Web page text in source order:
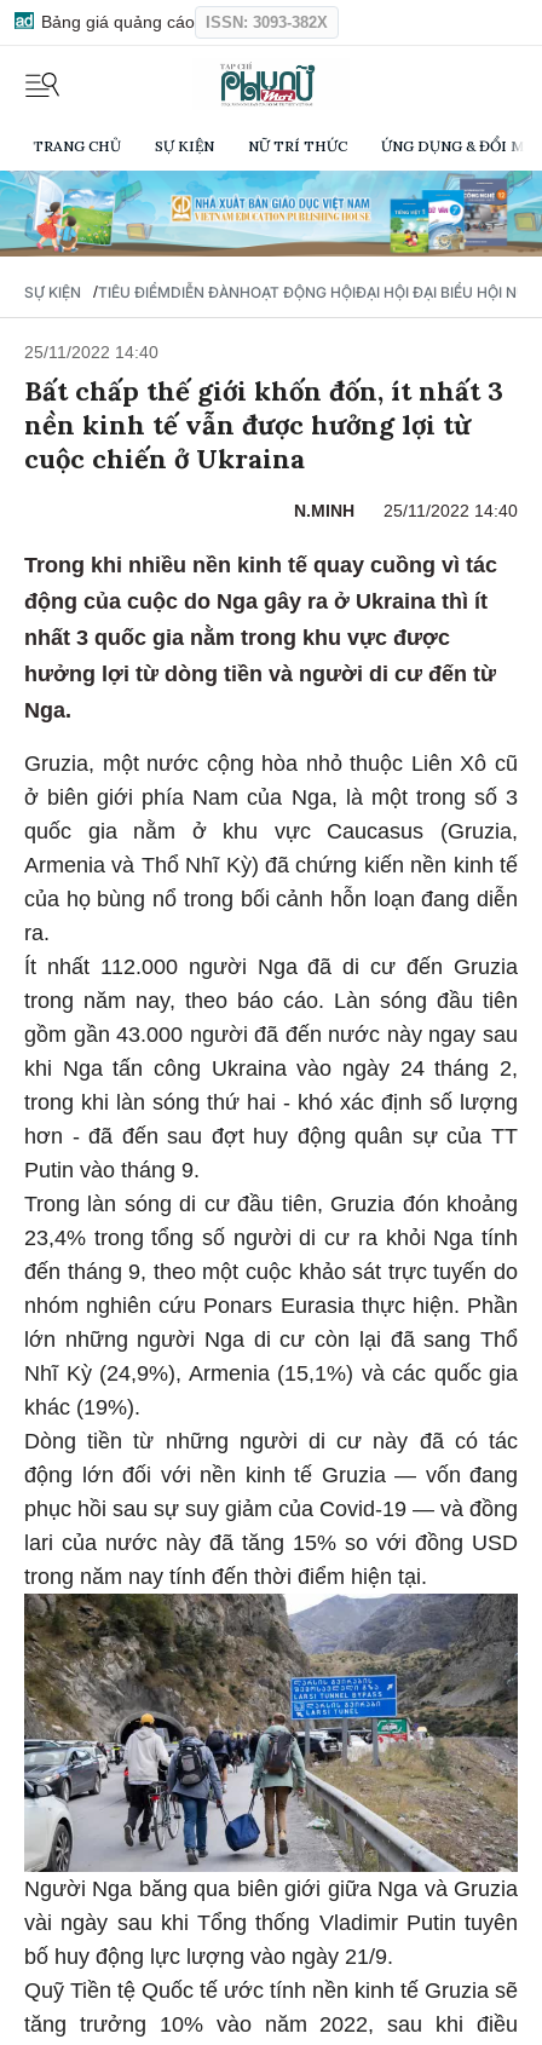
Bảng giá quảng cáo ISSN: 3093-382X
TRANG CHỦ SỰ KIỆN NỮ TRÍ THỨC ỨNG DỤNG & ĐỔI
SỰ KIỆN / TIÊU ĐIỂMDIỄN ĐÀNHOẠT ĐỘNG HỘIĐẠI HỘI ĐẠI BIỂU HỘI NỮ
25/11/2022 14:40
Bất chấp thế giới khốn đốn, ít nhất 3
nền kinh tế vẫn được hưởng lợi từ
cuộc chiến ở Ukraina
N.MINH 25/11/2022 14:40
Trong khi nhiều nền kinh tế quay cuồng vì tác
động của cuộc do Nga gây ra ở Ukraina thì ít
nhất 3 quốc gia nằm trong khu vực được
hưởng lợi từ dòng tiền và người di cư đến từ
Nga.
Gruzia, một nước cộng hòa nhỏ thuộc Liên Xô cũ
ở biên giới phía Nam của Nga, là một trong số 3
quốc gia nằm ở khu vực Caucasus (Gruzia,
Armenia và Thổ Nhĩ Kỳ) đã chứng kiến nền kinh tế
của họ bùng nổ trong bối cảnh hỗn loạn đang diễn
ra.
Ít nhất 112.000 người Nga đã di cư đến Gruzia
trong năm nay, theo báo cáo. Làn sóng đầu tiên
gồm gần 43.000 người đã đến nước này ngay sau
khi Nga tấn công Ukraina vào ngày 24 tháng 2,
trong khi làn sóng thứ hai - khó xác định số lượng
hơn - đã đến sau đợt huy động quân sự của TT
Putin vào tháng 9.
Trong làn sóng di cư đầu tiên, Gruzia đón khoảng
23,4% trong tổng số người di cư ra khỏi Nga tính
đến tháng 9, theo một cuộc khảo sát trực tuyến do
nhóm nghiên cứu Ponars Eurasia thực hiện. Phần
lớn những người Nga di cư còn lại đã sang Thổ
Nhĩ Kỳ (24,9%), Armenia (15,1%) và các quốc gia
khác (19%).
Dòng tiền từ những người di cư này đã có tác
động lớn đối với nền kinh tế Gruzia — vốn đang
phục hồi sau sự suy giảm của Covid-19 — và đồng
lari của nước này đã tăng 15% so với đồng USD
trong năm nay tính đến thời điểm hiện tại.
Người Nga băng qua biên giới giữa Nga và Gruzia
vài ngày sau khi Tổng thống Vladimir Putin tuyên
bố huy động lực lượng vào ngày 21/9.
Quỹ Tiền tệ Quốc tế ước tính nền kinh tế Gruzia sẽ
tăng trưởng 10% vào năm 2022, sau khi điều